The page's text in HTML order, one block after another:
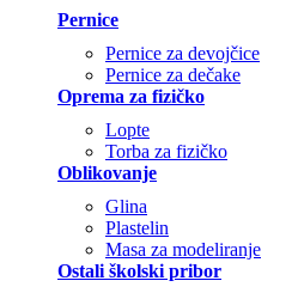
Pernice
Pernice za devojčice
Pernice za dečake
Oprema za fizičko
Lopte
Torba za fizičko
Oblikovanje
Glina
Plastelin
Masa za modeliranje
Ostali školski pribor